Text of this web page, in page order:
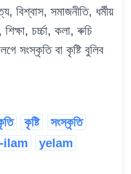
বিশ্বাস, সমাজনীতি, ধৰ্মীয়
চৰ্চ্চা, কলা, ৰুচি
সংস্কৃতি বা কৃষ্টি বুলিব
কৃষ্টি সংস্কৃতি
ilam yelam